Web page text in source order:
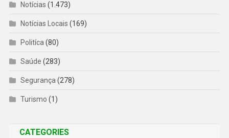
Notícias (1.473)
Notícias Locais (169)
Politíca (80)
Saúde (283)
Segurança (278)
Turismo (1)
CATEGORIES